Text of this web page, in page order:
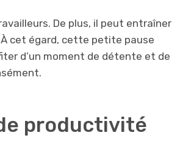
De plus, il peut entraîner
À cet égard, cette petite pause
d’un moment de détente et de
productivité